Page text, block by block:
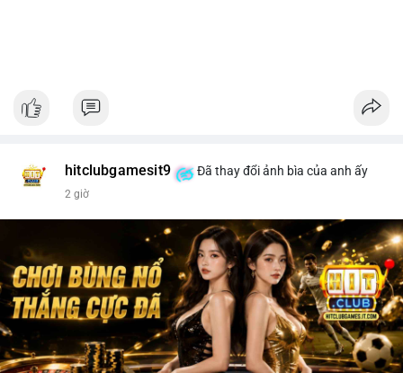
hitclubgamesit9 Đã thay đổi ảnh bìa của anh ấy
2 giờ